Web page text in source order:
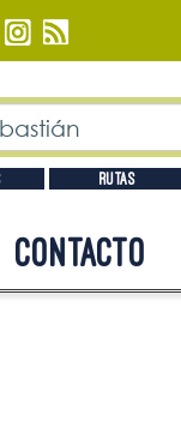
Rutas
Contacto